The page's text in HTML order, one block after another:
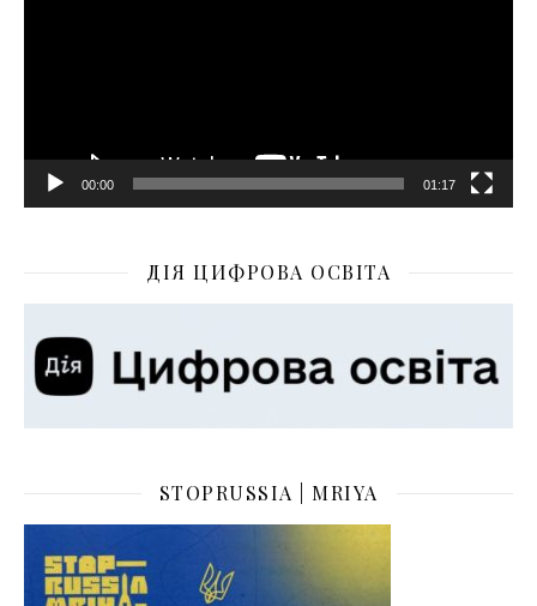
00:00 01:17
ДІЯ ЦИФРОВА ОСВІТА
STOPRUSSIA | MRIYA